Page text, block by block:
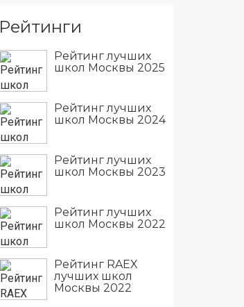
Рейтинги
Рейтинг лучших
школ Москвы 2025
Рейтинг лучших
школ Москвы 2024
Рейтинг лучших
школ Москвы 2023
Рейтинг лучших
школ Москвы 2022
Рейтинг RAEX
лучших школ
Москвы 2022